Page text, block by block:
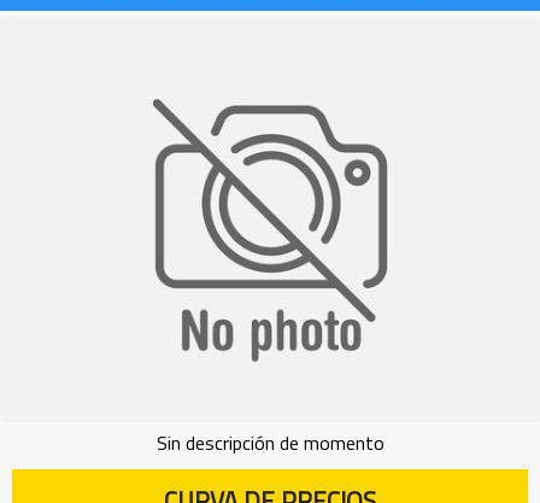
Sin descripción de momento